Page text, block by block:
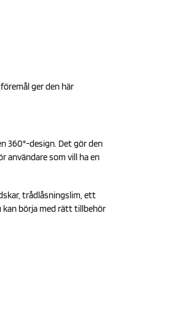
ger den här
360°-design. Det gör den
som vill ha en
trådlåsningslim, ett
kan börja med rätt tillbehör